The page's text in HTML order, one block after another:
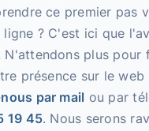
ce premier pas
? C'est ici que
N'attendons plus pour
présence sur le web
par mail ou par
19 45. Nous serons